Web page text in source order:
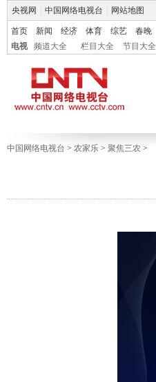
央视网 中国网络电视台 网站地图
首页 新闻 经济 体育 综艺 春晚
电视
频道大全 栏目大全 节目大全
中国网络电视台 > 农家乐 > 聚焦三农 >